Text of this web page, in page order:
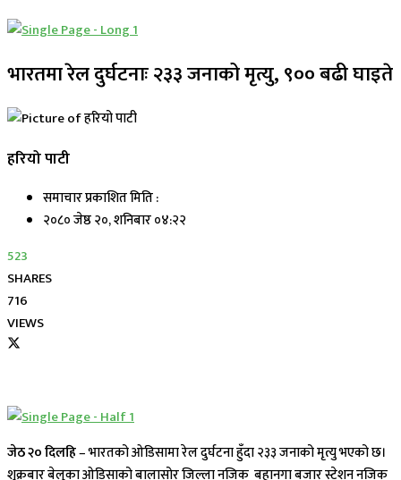
भारतमा रेल दुर्घटनाः २३३ जनाको मृत्यु, ९०० बढी घाइते
हरियो पाटी
समाचार प्रकाशित मिति :
२०८० जेष्ठ २०, शनिबार ०४:२२
523
SHARES
716
VIEWS
जेठ २० दिलहि– भारतको ओडिसामा रेल दुर्घटना हुँदा २३३ जनाको मृत्यु भएको छ।
शुक्रबार बेलुका ओडिसाको बालासोर जिल्ला नजिक बहानगा बजार स्टेशन नजिक